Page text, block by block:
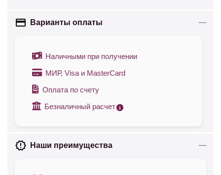
Варианты оплаты
Наличными при получении
МИР, Visa и MasterCard
Оплата по счету
Безналичный расчет
Наши преимущества